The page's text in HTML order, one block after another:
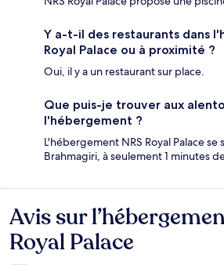
Y a-t-il des restaurants dans
Royal Palace ou à proximité ?
Oui, il y a un restaurant sur place.
Que puis-je trouver aux
l'hébergement ?
L'hébergement NRS Royal Palace
Brahmagiri, à seulement 1 minutes
Avis
Avis sur
Royal Palace